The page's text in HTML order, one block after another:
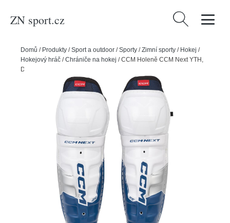
ZN sport.cz Vyhledávání
Domů / Produkty /Sport a outdoor /Sporty /Zimní sporty / Hokej /
Hokejový hráč /Chrániče na hokej /CCM Holeně CCM Next YTH,
Dětská, 10"